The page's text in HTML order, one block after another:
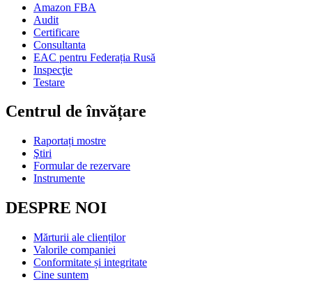
Amazon FBA
Audit
Certificare
Consultanta
EAC pentru Federația Rusă
Inspecţie
Testare
Centrul de învățare
Raportați mostre
Ştiri
Formular de rezervare
Instrumente
DESPRE NOI
Mărturii ale clienților
Valorile companiei
Conformitate și integritate
Cine suntem